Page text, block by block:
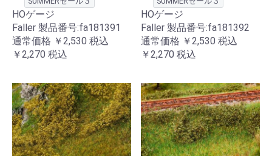
HOゲージ
Faller 製品番号:fa181391
通常価格 ￥2,530 税込
￥2,270 税込
HOゲージ
Faller 製品番号:fa181392
通常価格 ￥2,530 税込
￥2,270 税込